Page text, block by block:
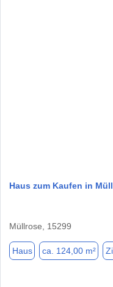
Haus zum Kaufen in
Müllrose, 15299
Haus ca. 124,00 m²